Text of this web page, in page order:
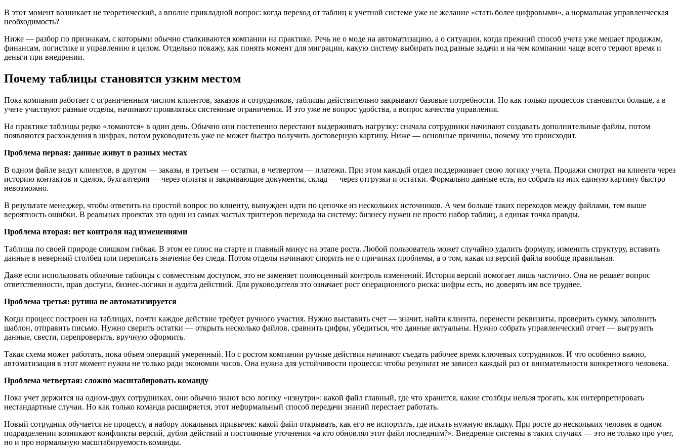
В этот момент возникает не теоретический, а вполне прикладной вопрос: когда переход от таблиц к учетной системе уже не желание «стать более цифровыми», а нормальная управленческая
необходимость?
Ниже — разбор по признакам, с которыми обычно сталкиваются компании на практике. Речь не о моде на автоматизацию, а о ситуации, когда прежний способ учета уже мешает продажам,
финансам, логистике и управлению в целом. Отдельно покажу, как понять момент для миграции, какую систему выбирать под разные задачи и на чем компании чаще всего теряют время и
деньги при внедрении.
Почему таблицы становятся узким местом
Пока компания работает с ограниченным числом клиентов, заказов и сотрудников, таблицы действительно закрывают базовые потребности. Но как только процессов становится больше, а в
учете участвуют разные отделы, начинают проявляться системные ограничения. И это уже не вопрос удобства, а вопрос качества управления.
На практике таблицы редко «ломаются» в один день. Обычно они постепенно перестают выдерживать нагрузку: сначала сотрудники начинают создавать дополнительные файлы, потом
появляются расхождения в цифрах, потом руководитель уже не может быстро получить достоверную картину. Ниже — основные причины, почему это происходит.
Проблема первая: данные живут в разных местах
В одном файле ведут клиентов, в другом — заказы, в третьем — остатки, в четвертом — платежи. При этом каждый отдел поддерживает свою логику учета. Продажи смотрят на клиента через
историю контактов и сделок, бухгалтерия — через оплаты и закрывающие документы, склад — через отгрузки и остатки. Формально данные есть, но собрать из них единую картину быстро
невозможно.
В результате менеджер, чтобы ответить на простой вопрос по клиенту, вынужден идти по цепочке из нескольких источников. А чем больше таких переходов между файлами, тем выше
вероятность ошибки. В реальных проектах это один из самых частых триггеров перехода на систему: бизнесу нужен не просто набор таблиц, а единая точка правды.
Проблема вторая: нет контроля над изменениями
Таблица по своей природе слишком гибкая. В этом ее плюс на старте и главный минус на этапе роста. Любой пользователь может случайно удалить формулу, изменить структуру, вставить
данные в неверный столбец или переписать значение без следа. Потом отделы начинают спорить не о причинах проблемы, а о том, какая из версий файла вообще правильная.
Даже если использовать облачные таблицы с совместным доступом, это не заменяет полноценный контроль изменений. История версий помогает лишь частично. Она не решает вопрос
ответственности, прав доступа, бизнес-логики и аудита действий. Для руководителя это означает рост операционного риска: цифры есть, но доверять им все труднее.
Проблема третья: рутина не автоматизируется
Когда процесс построен на таблицах, почти каждое действие требует ручного участия. Нужно выставить счет — значит, найти клиента, перенести реквизиты, проверить сумму, заполнить
шаблон, отправить письмо. Нужно сверить остатки — открыть несколько файлов, сравнить цифры, убедиться, что данные актуальны. Нужно собрать управленческий отчет — выгрузить
данные, свести, перепроверить, вручную оформить.
Такая схема может работать, пока объем операций умеренный. Но с ростом компании ручные действия начинают съедать рабочее время ключевых сотрудников. И что особенно важно,
автоматизация в этот момент нужна не только ради экономии часов. Она нужна для устойчивости процесса: чтобы результат не зависел каждый раз от внимательности конкретного человека.
Проблема четвертая: сложно масштабировать команду
Пока учет держится на одном-двух сотрудниках, они обычно знают всю логику «изнутри»: какой файл главный, где что хранится, какие столбцы нельзя трогать, как интерпретировать
нестандартные случаи. Но как только команда расширяется, этот неформальный способ передачи знаний перестает работать.
Новый сотрудник обучается не процессу, а набору локальных привычек: какой файл открывать, как его не испортить, где искать нужную вкладку. При росте до нескольких человек в одном
подразделении возникают конфликты версий, дубли действий и постоянные уточнения «а кто обновлял этот файл последним?». Внедрение системы в таких случаях — это не только про учет,
но и про нормальную масштабируемость команды.